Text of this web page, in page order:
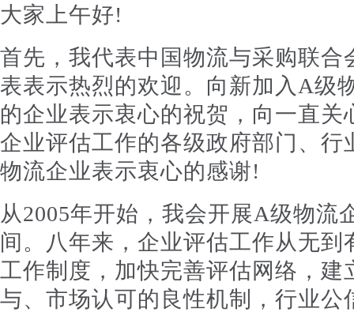
大家上午好!
首先，我代表中国物流与采购联
表表示热烈的欢迎。向新加入A级
的企业表示衷心的祝贺，向一直
企业评估工作的各级政府部门、
物流企业表示衷心的感谢!
从2005年开始，我会开展A级物流
间。八年来，企业评估工作从无
工作制度，加快完善评估网络，
与、市场认可的良性机制，行业